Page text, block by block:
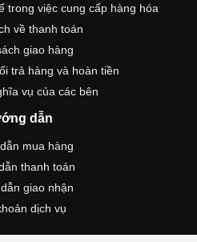
trong việc cung cấp hàng hóa
về thanh toán
giao hàng
trả hàng và hoàn tiền
vụ của các bên
dẫn
mua hàng
thanh toán
giao nhận
dịch vụ